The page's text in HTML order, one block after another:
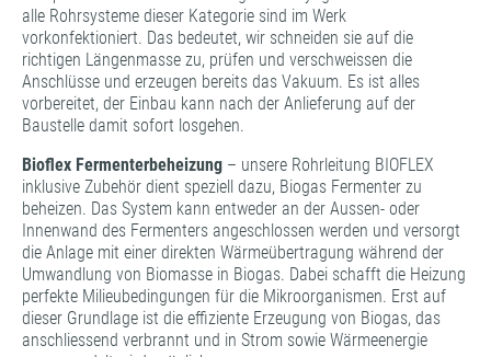
alle Rohrsysteme dieser Kategorie sind im Werk
vorkonfektioniert. Das bedeutet, wir schneiden sie auf die
richtigen Längenmasse zu, prüfen und verschweissen die
Anschlüsse und erzeugen bereits das Vakuum. Es ist alles
vorbereitet, der Einbau kann nach der Anlieferung auf der
Baustelle damit sofort losgehen.
Bioflex Fermenterbeheizung ­– unsere Rohrleitung BIOFLEX
inklusive Zubehör dient speziell dazu, Biogas Fermenter zu
beheizen. Das System kann entweder an der Aussen- oder
Innenwand des Fermenters angeschlossen werden und versorgt
die Anlage mit einer direkten Wärmeübertragung während der
Umwandlung von Biomasse in Biogas. Dabei schafft die Heizung
perfekte Milieubedingungen für die Mikroorganismen. Erst auf
dieser Grundlage ist die effiziente Erzeugung von Biogas, das
anschliessend verbrannt und in Strom sowie Wärmeenergie